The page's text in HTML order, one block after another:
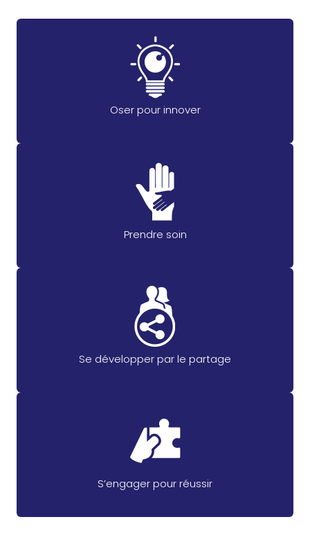
Oser pour innover
Prendre soin
Se développer par le partage
S’engager pour réussir